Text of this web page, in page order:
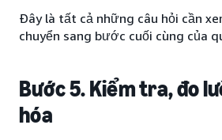
Đây là tất cả những câu hỏi cần
chuyển sang bước cuối cùng của
Bước 5. Kiểm tra, đo
hóa